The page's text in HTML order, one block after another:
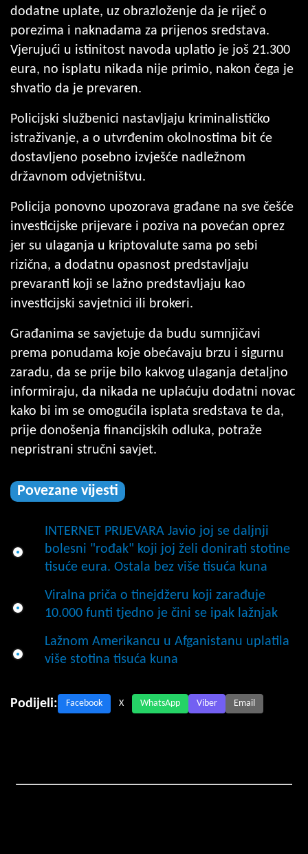
dodatne uplate, uz obrazloženje da je riječ o
porezima i naknadama za prijenos sredstava.
Vjerujući u istinitost navoda uplatio je još 21.300
eura, no isplatu nikada nije primio, nakon čega je
shvatio da je prevaren.
Policijski službenici nastavljaju kriminalističko
istraživanje, a o utvrđenim okolnostima bit će
dostavljeno posebno izvješće nadležnom
državnom odvjetništvu.
Policija ponovno upozorava građane na sve češće
investicijske prijevare i poziva na povećan oprez
jer su ulaganja u kriptovalute sama po sebi
rizična, a dodatnu opasnost predstavljaju
prevaranti koji se lažno predstavljaju kao
investicijski savjetnici ili brokeri.
Građanima se savjetuje da budu sumnjičavi
prema ponudama koje obećavaju brzu i sigurnu
zaradu, da se prije bilo kakvog ulaganja detaljno
informiraju, da nikada ne uplaćuju dodatni novac
kako bi im se omogućila isplata sredstava te da,
prije donošenja financijskih odluka, potraže
nepristrani stručni savjet.
Povezane vijesti
INTERNET PRIJEVARA Javio joj se daljnji
bolesni "rođak" koji joj želi donirati stotine
tisuće eura. Ostala bez više tisuća kuna
Viralna priča o tinejdžeru koji zarađuje
10.000 funti tjedno je čini se ipak lažnjak
Lažnom Amerikancu u Afganistanu uplatila
više stotina tisuća kuna
Podijeli: Facebook X WhatsApp Viber Email